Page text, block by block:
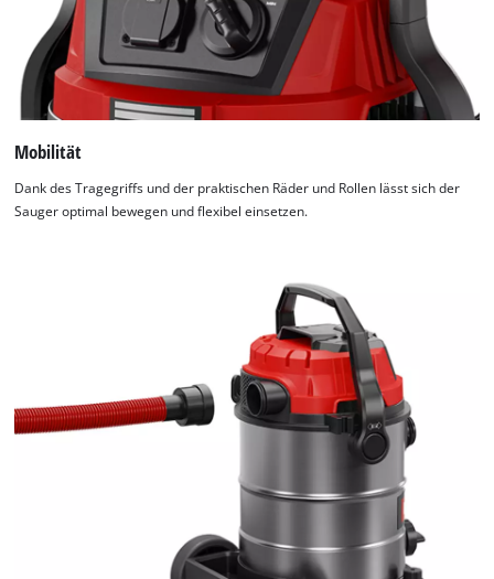
Mobilität
Dank des Tragegriffs und der praktischen Räder und Rollen lässt sich der
Sauger optimal bewegen und flexibel einsetzen.